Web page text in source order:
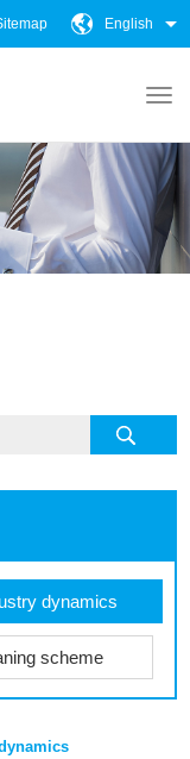
English
dynamics
scheme